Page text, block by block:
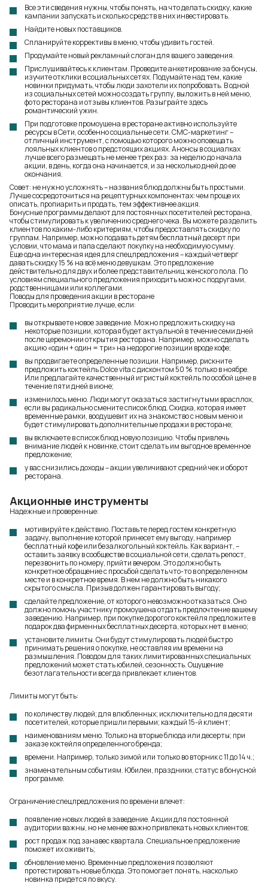
Все эти сведения нужны, чтобы понять, на что делать скидку, какие
кампании запускать и сколько средств в них инвестировать.
Найдите новых поставщиков.
Спланируйте коррективы в меню, чтобы удивить гостей.
Продумайте новый рекламный слоган для вашего заведения.
Прислушивайтесь к клиентам. Проведите анкетирование за бонусы,
изучите отклики в социальных сетях. Подумайте над тем, какие
новинки придумать, чтобы люди захотели их попробовать. В одной
из социальных сетей можно создать группу, выложить в ней меню,
фото ресторана и отзывы клиентов. Разыграйте здесь
романтический ужин.
При подготовке промоушена в ресторане активно используйте
ресурсы в Сети, особенно социальные сети. СМС-маркетинг –
отличный инструмент, с помощью которого можно оповещать
лояльных клиентов о предстоящих акциях. Анонсы в социалках
лучше всего размещать не менее трех раз: за неделю до начала
акции, в день, когда она начинается, и за несколько дней до ее
окончания.
Совет: не нужно усложнять – названия блюд должны быть простыми.
Лучше сосредоточиться на рецептурных компонентах: чем проще их
описать, пропиарить и продать, тем эффективнее акция.
Бонусные программы делают для постоянных посетителей ресторана,
чтобы стимулировать к увеличению среднего чека. Вы можете разделить
клиентов по каким-либо критериям, чтобы предоставлять скидку по
группам. Например, можно подавать детям бесплатный десерт при
условии, что мама и папа сделают покупку на необходимую сумму.
Еще одна интересная идея для спецпредложения – каждый четверг
давать скидку 15 % на всё меню девушкам. Это предложение
действительно для двух и более представительниц женского пола. По
условиям специального предложения приходить можно с подругами,
родственницами или коллегами.
Поводы для проведения акции в ресторане
Проводить мероприятие лучше, если:
вы открываете новое заведение. Можно предложить скидку на
некоторые позиции, которая будет актуальной в течение семи дней
после церемонии открытия ресторана. Например, можно сделать
акцию «один + один = три» на недорогие позиции вроде кофе;
вы продвигаете определенные позиции. Например, рискните
предложить коктейль Dolce vita с дисконтом 50 % только в ноябре.
Или предлагайте качественный игристый коктейль по особой цене в
течение пяти дней в июне;
изменилось меню. Люди могут оказаться застигнутыми врасплох,
если вы радикально смените список блюд. Скидка, которая имеет
временные рамки, воодушевит их на знакомство с новым меню и
будет стимулировать дополнительные продажи в ресторане;
вы включаете в список блюд новую позицию. Чтобы привлечь
внимание людей к новинке, стоит сделать им выгодное временное
предложение;
у вас снизились доходы – акции увеличивают средний чек и оборот
ресторана.
Акционные инструменты
Надежные и проверенные:
мотивируйте к действию. Поставьте перед гостем конкретную
задачу, выполнение которой принесет ему выгоду, например
бесплатный кофе или безалкогольный коктейль. Как вариант, –
оставить заявку в сообществе в социальной сети, сделать репост,
перезвонить по номеру, прийти вечером. Это должно быть
конкретное обращение с просьбой сделать что-то в определенном
месте и в конкретное время. В нем не должно быть никакого
скрытого смысла. Призыв должен гарантировать выгоду;
сделайте предложение, от которого невозможно отказаться. Оно
должно помочь участнику промоушена отдать предпочтение вашему
заведению. Например, при покупке дорогого коктейля предложите в
подарок два фирменных бесплатных десерта, которых нет в меню;
установите лимиты. Они будут стимулировать людей быстро
принимать решения о покупке, не оставляя им времени на
размышления. Поводом для таких лимитированных специальных
предложений может стать юбилей, сезонность. Ощущение
безотлагательности всегда привлекает клиентов.
Лимиты могут быть:
по количеству людей; для влюбленных; исключительно для десяти
посетителей, которые пришли первыми; каждый 15-й клиент;
наименованиям меню. Только на вторые блюда или десерты; при
заказе коктейля определенного бренда;
времени. Например, только зимой или только во вторник с 11 до 14 ч.;
знаменательным событиям. Юбилеи, праздники, статус в бонусной
программе.
Ограничение спецпредложения по времени влечет:
появление новых людей в заведение. Акции для постоянной
аудитории важны, но не менее важно привлекать новых клиентов;
рост продаж под занавес квартала. Специальное предложение
поможет их оживить;
обновление меню. Временные предложения позволяют
протестировать новые блюда. Это помогает понять, насколько
новинка придется по вкусу.